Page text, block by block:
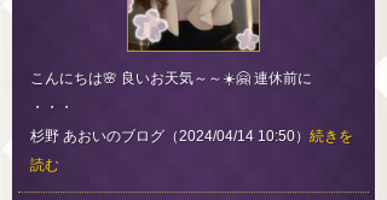
こんにちは🌸 良いお天気～～☀️🤗 連休前に
・・・
杉野 あおいのブログ（2024/04/14 10:50） 続きを
読む